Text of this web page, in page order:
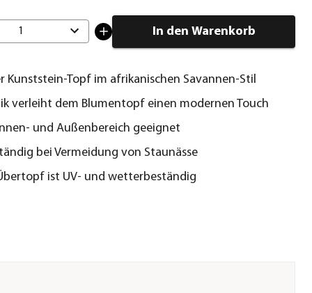
1 In den Warenkorb
Kunststein-Topf im afrikanischen Savannen-Stil
verleiht dem Blumentopf einen modernen Touch
und Außenbereich geeignet
bei Vermeidung von Staunässe
ist UV- und wetterbeständig